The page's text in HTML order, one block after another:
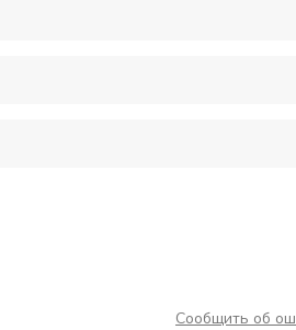
Сообщить об